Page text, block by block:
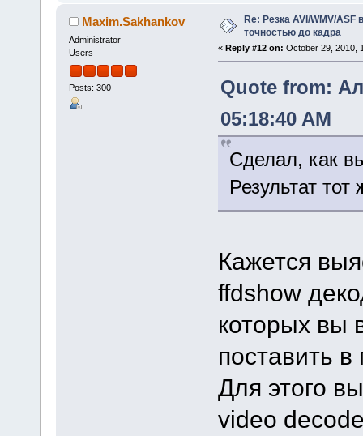
Maxim.Sakhankov
Administrator
Users
Posts: 300
Re: Резка AVI/WMV/
точностью до кадра
« Reply #12 on: October 29, 2010,
Quote from:
05:18:40 AM
Сделал, как
Результат
Кажется
ffdshow
которых вы
поставить
Для этого
video